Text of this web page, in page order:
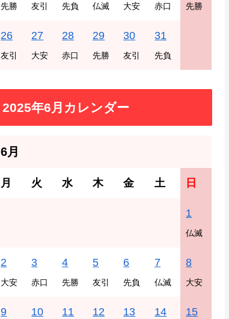
先勝 友引 先負 仏滅 大安 赤口 先勝
26
友引
27
大安
28
赤口
29
先勝
30
友引
31
先負
2025年6月カレンダー
6月
月 火 水 木 金 土 日
1
仏滅
2
大安
3
赤口
4
先勝
5
友引
6
先負
7
仏滅
8
大安
9 10 11 12 13 14 15